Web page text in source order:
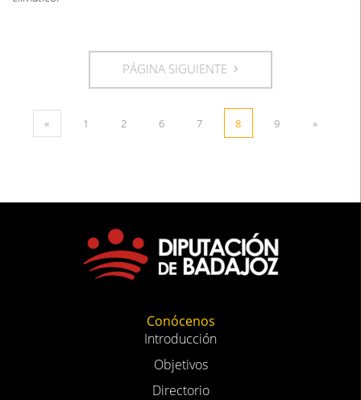
PÁGINA SIGUIENTE
« 1 2 6 7 8 9 »
Conócenos
Introducción
Objetivos
Directorio